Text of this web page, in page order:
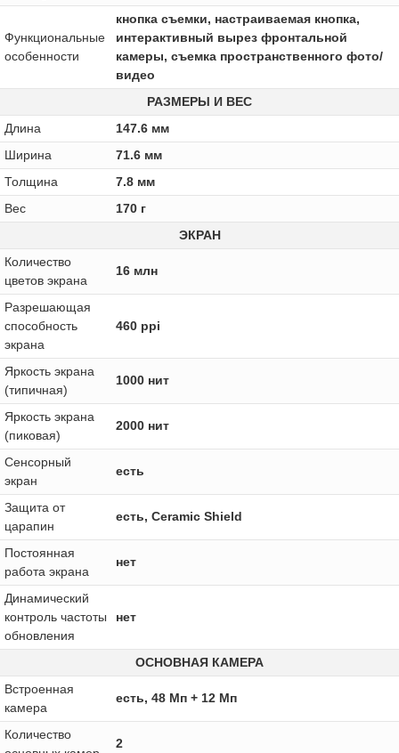
Функциональные
особенности
кнопка съемки, настраиваемая кнопка,
интерактивный вырез фронтальной
камеры, съемка пространственного фото/
видео
РАЗМЕРЫ И ВЕС
Длина
147.6 мм
Ширина
71.6 мм
Толщина
7.8 мм
Вес
170 г
ЭКРАН
Количество
цветов экрана
16 млн
Разрешающая
способность
экрана
460 ppi
Яркость экрана
(типичная)
1000 нит
Яркость экрана
(пиковая)
2000 нит
Сенсорный
экран
есть
Защита от
царапин
есть, Ceramic Shield
Постоянная
работа экрана
нет
Динамический
контроль частоты
обновления
нет
ОСНОВНАЯ КАМЕРА
Встроенная
камера
есть, 48 Мп + 12 Мп
Количество
2